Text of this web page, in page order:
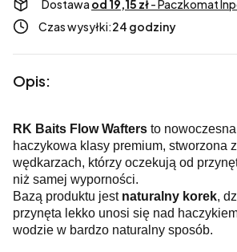
Dostawa od 19,15 zł- Paczkomat
Czas wysyłki:24 godziny
Opis:
RK Baits Flow Wafters to
haczykowa klasy premium, stworzona
wędkarzach, którzy oczekują od
niż samej wyporności.
Bazą produktu jest naturalny korek,
przynęta lekko unosi się nad
wodzie w bardzo naturalny sposób.